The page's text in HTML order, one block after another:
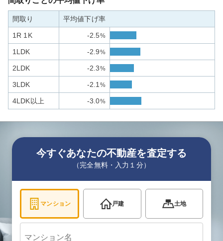
間取り 平均値下げ率
1R 1K -2.5%
1LDK -2.9%
2LDK -2.3%
3LDK -2.1 %
4LDK以上 -3.0%
今すぐあなたの不動産を査定する
（完全無料・入力１分）
マンション 戸建 土地